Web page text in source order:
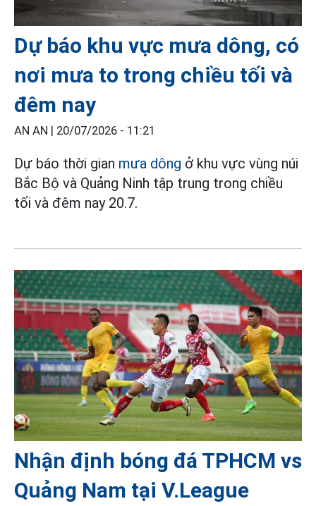
Dự báo khu vực mưa dông, có
nơi mưa to trong chiều tối và
đêm nay
AN AN | 20/07/2026 - 11:21
Dự báo thời gian mưa dông ở khu vực vùng núi
Bắc Bộ và Quảng Ninh tập trung trong chiều
tối và đêm nay 20.7.
Nhận định bóng đá TPHCM vs
Quảng Nam tại V.League